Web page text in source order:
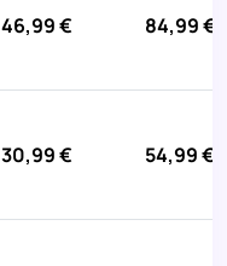
46,99 € 84,99 €
30,99 € 54,99 €